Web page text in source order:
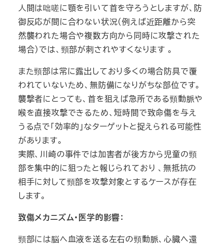
人間は咄嗟に顎を引いて首を守ろうとしますが、防
御反応が間に合わない状況（例えば近距離から突
然襲われた場合や複数方向から同時に攻撃された
場合）では、頸部が刺されやすくなります 。
また頸部は常に露出しており多くの場合防具で覆
われていないため、無防備になりがちな部位です。
襲撃者にとっても、首を狙えば急所である頸動脈や
喉を直接攻撃できるため、短時間で致命傷を与え
うる点で「効率的」なターゲットと捉えられる可能性
があります。
実際、川崎の事件では加害者が後方から児童の頸
部を集中的に狙ったと報じられており 、無抵抗の
相手に対して頸部を攻撃対象とするケースが存在
します。
致傷メカニズム・医学的影響：
頸部には脳へ血液を送る左右の頸動脈、心臓へ還